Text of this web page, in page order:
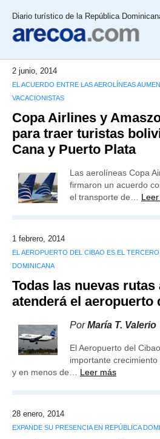
Diario turístico de la República
2 junio, 2014
EL ACUERDO ENTRE LAS AEROLÍNEAS
VACACIONISTAS
Copa Airlines y
para traer turistas
Cana y Puerto Plata
Las aerolíneas Copa
firmaron un acuerdo
el transporte de…
1 febrero, 2014
EL AEROPUERTO DEL CIBAO ES EL
DOMINICANA
Todas las nuevas rutas
atenderá el aeropuerto
PorMaría T. Valerio
El Aeropuerto del
importante
y en menos de… Leer más
28 enero, 2014
EXPANDE SU PRESENCIA EN REPÚBLICA